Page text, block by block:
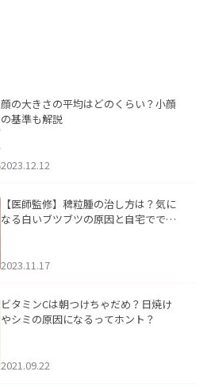
顔の大きさの平均はどのくらい？小顔
の基準も解説
2023.12.12
【医師監修】稗粒腫の治し方は？気に
なる白いブツブツの原因と自宅ででき
2023.11.17
ビタミンCは朝つけちゃだめ？日焼け
やシミの原因になるってホント？
2021.09.22